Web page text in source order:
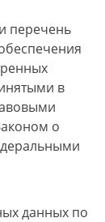
перечень
в
о
данных по